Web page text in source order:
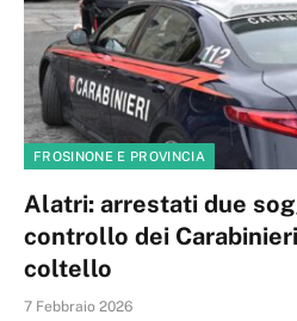
FROSINONE E PROVINCIA
Alatri: arrestati due
controllo dei
coltello
7 Febbraio 2026